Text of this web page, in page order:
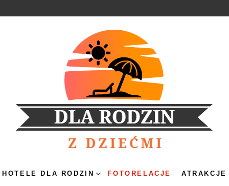
HOTELE DLA RODZIN FOTORELACJE ATRAKCJE